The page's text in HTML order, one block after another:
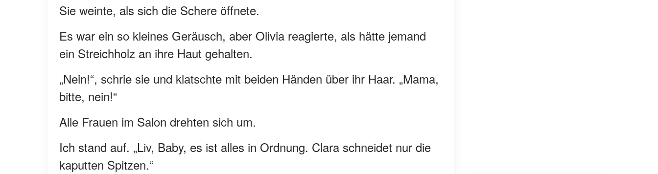
Sie weinte, als sich die Schere öffnete.
Es war ein so kleines Geräusch, aber Olivia reagierte, als hätte jemand
ein Streichholz an ihre Haut gehalten.
„Nein!“, schrie sie und klatschte mit beiden Händen über ihr Haar. „Mama,
bitte, nein!“
Alle Frauen im Salon drehten sich um.
Ich stand auf. „Liv, Baby, es ist alles in Ordnung. Clara schneidet nur die
kaputten Spitzen.“